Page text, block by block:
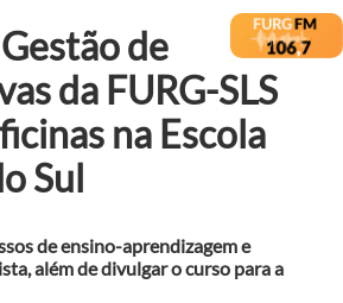
de
da FURG-SLS
na Escola
Sul
de ensino-aprendizagem e
além de divulgar o curso para a